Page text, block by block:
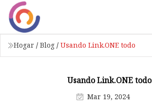
Hogar / Blog / Usando Link.ONE todo
Usando Link.ONE todo
Mar 19, 2024